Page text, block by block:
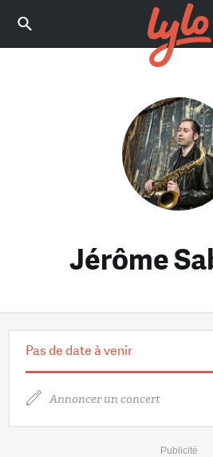
Jérôme
Pas de date à venir
Annoncer un concert
Publicité